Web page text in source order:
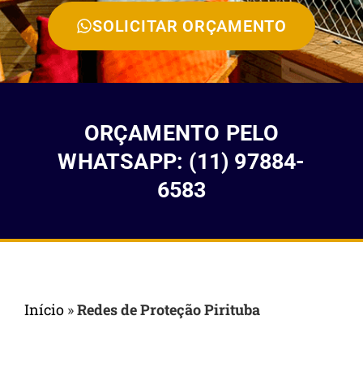
SOLICITAR ORÇAMENTO
ORÇAMENTO PELO
WHATSAPP: (11) 97884-
6583
Início »Redes de Proteção Pirituba